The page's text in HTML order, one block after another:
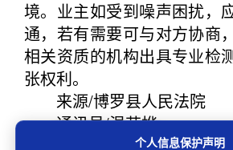
境。业主如受到噪声困扰，
通，若有需要可与对方协商
相关资质的机构出具专业检
张权利。
来源/博罗县人民法院
通讯员/温芷桦
个人信息保护声明